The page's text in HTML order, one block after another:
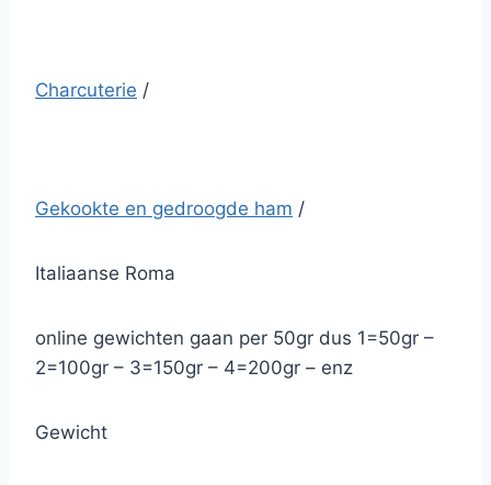
Charcuterie /
Gekookte en gedroogde ham /
Italiaanse Roma
online gewichten gaan per 50gr dus 1=50gr –
2=100gr – 3=150gr – 4=200gr – enz
Gewicht